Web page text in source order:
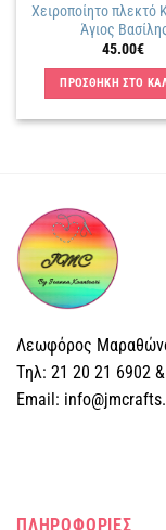
Χειροποίητο πλεκτό
Άγιος
45.00€
ΠΡΟΣΘΗΚΗ ΣΤΟ
Λεωφόρος
Tηλ: 21 20 21 6902
Email:
ΠΛΗΡΟΦΟΡΙΕΣ